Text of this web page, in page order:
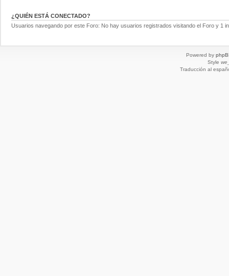
¿QUIÉN ESTÁ CONECTADO?
Usuarios navegando por este Foro: No hay usuarios registrados visitando el Foro y 1
Powered by
Style
Traducción al